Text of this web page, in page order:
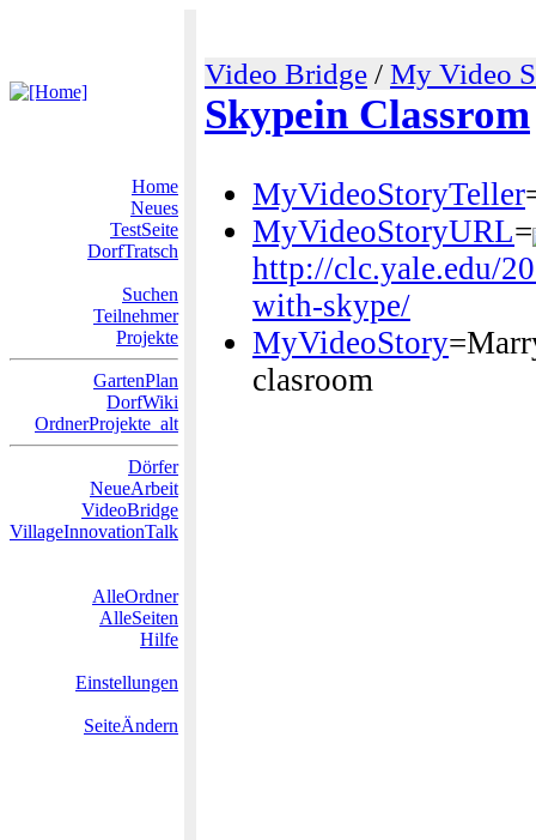
Video Bridge / My Video
Skypein Classrom
Home
Neues
TestSeite
DorfTratsch
Suchen
Teilnehmer
Projekte
GartenPlan
DorfWiki
OrdnerProjekte_alt
Dörfer
NeueArbeit
VideoBridge
VillageInnovationTalk
AlleOrdner
AlleSeiten
Hilfe
Einstellungen
SeiteÄndern
MyVideoStoryTeller
MyVideoStoryURL=
http://clc.yale.edu/
with-skype/
MyVideoStory
clasroom